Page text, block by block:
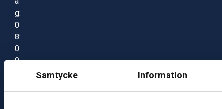
Samtycke Information
g:
0
8:
0
0